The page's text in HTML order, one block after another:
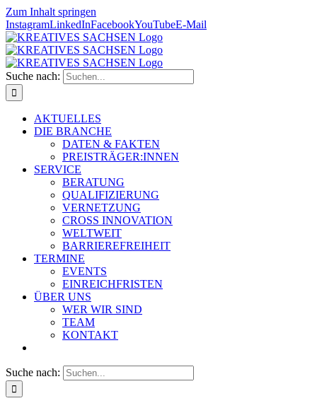
Zum Inhalt springen
InstagramLinkedInFacebookYouTubeE-Mail
Suche nach:
AKTUELLES
DIE BRANCHE
DATEN & FAKTEN
PREISTRÄGER:INNEN
SERVICE
BERATUNG
QUALIFIZIERUNG
VERNETZUNG
CROSS INNOVATION
WELTWEIT
BARRIEREFREIHEIT
TERMINE
EVENTS
EINREICHFRISTEN
ÜBER UNS
WER WIR SIND
TEAM
KONTAKT
Suche nach: